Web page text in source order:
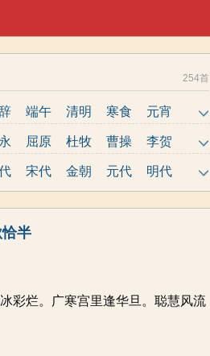
254首
端午 清明 寒食
元宵
写人 民谣 诗经
悼亡
冬天 田园 月亮
秋天
屈原 杜牧 曹操
李贺
姜夔 韩愈 岳飞
罗隐
隐陶渊明曹雪芹刘禹锡杨万里
祥范成大
宋代 金朝 元代
明代
半
彩烂。广寒宫里逢华旦。聪慧风流